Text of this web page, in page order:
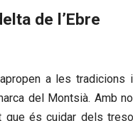
de l’Ebre
a les tradicions
del Montsià. Amb
que és cuidar dels